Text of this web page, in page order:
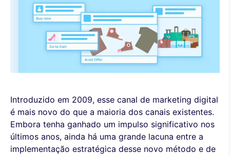
Introduzido em 2009, esse canal de marketing digital
é mais novo do que a maioria dos canais existentes.
Embora tenha ganhado um impulso significativo nos
últimos anos, ainda há uma grande lacuna entre a
implementação estratégica desse novo método e de